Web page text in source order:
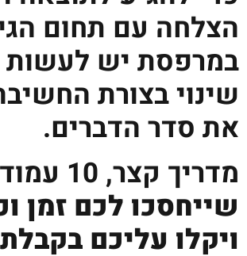
הצלחה עם תחום
במרפסת יש
שינוי בצורת
את סדר הדברים.
מדריך קצר, 10 עמודים בלבד
שייחסכו לכם זמן
ויקלו עליכם בקבלת